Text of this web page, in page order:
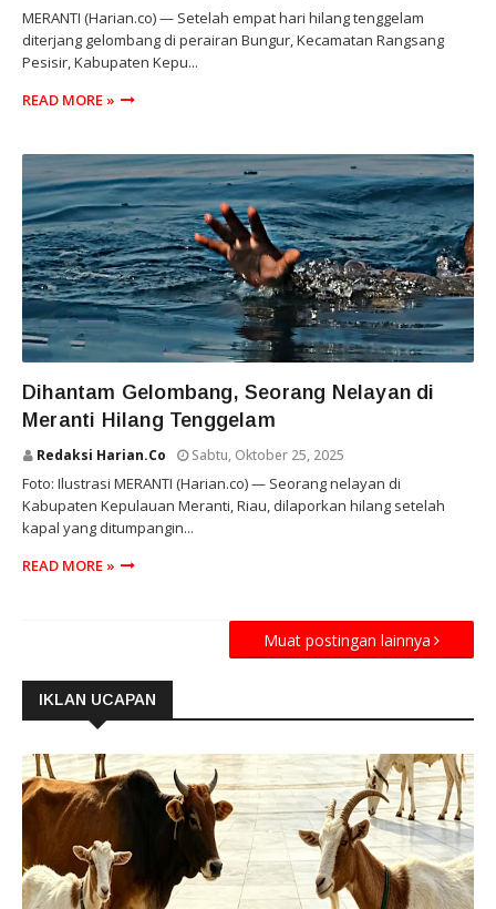
MERANTI (Harian.co) — Setelah empat hari hilang tenggelam
diterjang gelombang di perairan Bungur, Kecamatan Rangsang
Pesisir, Kabupaten Kepu...
READ MORE »
Dihantam Gelombang, Seorang Nelayan di
Meranti Hilang Tenggelam
Redaksi Harian.co Sabtu, Oktober 25, 2025
Foto: Ilustrasi MERANTI (Harian.co) — Seorang nelayan di
Kabupaten Kepulauan Meranti, Riau, dilaporkan hilang setelah
kapal yang ditumpangin...
READ MORE »
Muat postingan lainnya
IKLAN UCAPAN